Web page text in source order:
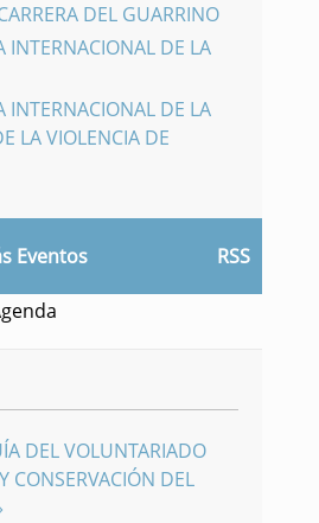
DEL GUARRINO
INTERNACIONAL DE LA
INTERNACIONAL DE LA
LA VIOLENCIA DE
Eventos RSS
DEL VOLUNTARIADO
CONSERVACIÓN DEL